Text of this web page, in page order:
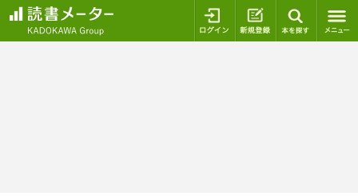
ログイン 新規登録